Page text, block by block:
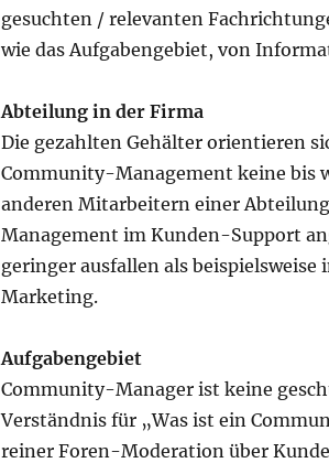
gesuchten / relevanten
wie das Aufgabengebiet, von
Abteilung in der Firma
Die gezahlten Gehälter orientieren
Community-Management keine bis
anderen Mitarbeitern einer
Management im Kunden-Support
geringer ausfallen als
Marketing.
Aufgabengebiet
Community-Manager ist keine
Verständnis für „Was ist ein
reiner Foren-Moderation über